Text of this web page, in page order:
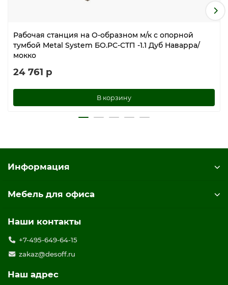
Рабочая станция на О-образном м/к с опорной
тумбой Metal System БО.РС-СТП -1.1 Дуб Наварра/
мокко
24 761 р
В корзину
Информация
Мебель для офиса
Наши контакты
+7-495-649-64-15
zakaz@desoff.ru
Наш адрес